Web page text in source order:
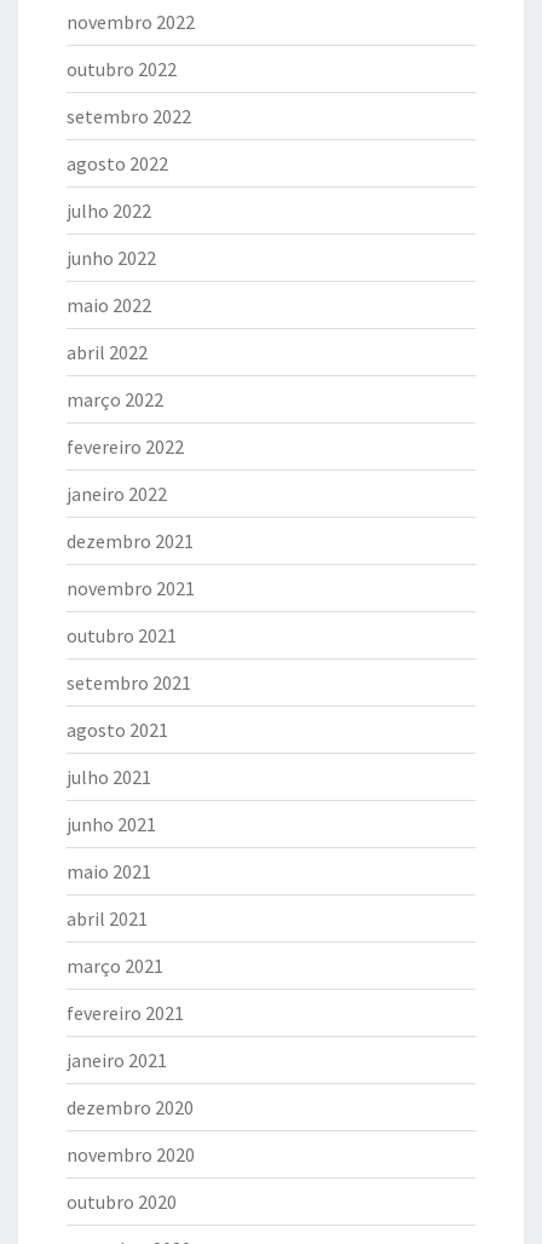
novembro 2022
outubro 2022
setembro 2022
agosto 2022
julho 2022
junho 2022
maio 2022
abril 2022
março 2022
fevereiro 2022
janeiro 2022
dezembro 2021
novembro 2021
outubro 2021
setembro 2021
agosto 2021
julho 2021
junho 2021
maio 2021
abril 2021
março 2021
fevereiro 2021
janeiro 2021
dezembro 2020
novembro 2020
outubro 2020